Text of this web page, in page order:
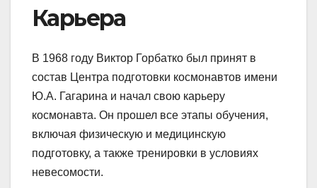
Карьера
В 1968 году Виктор Горбатко был принят в
состав Центра подготовки космонавтов имени
Ю.А. Гагарина и начал свою карьеру
космонавта. Он прошел все этапы обучения,
включая физическую и медицинскую
подготовку, а также тренировки в условиях
невесомости.